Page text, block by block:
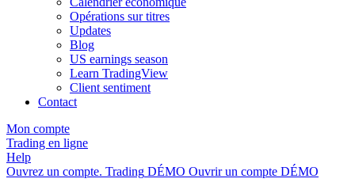
Opérations sur titres
Updates
Blog
US earnings season
Learn TradingView
Client sentiment
Contact
Mon compte
Trading en ligne
Help
Ouvrez un compte. Trading DÉMO Ouvrir un compte DÉMO